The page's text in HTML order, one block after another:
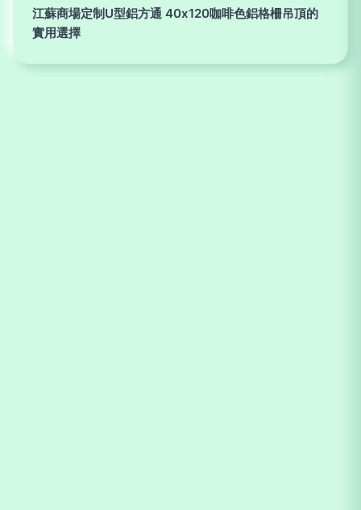
江蘇商場定制U型鋁方通 40x120咖啡色鋁格柵吊頂的
實用選擇